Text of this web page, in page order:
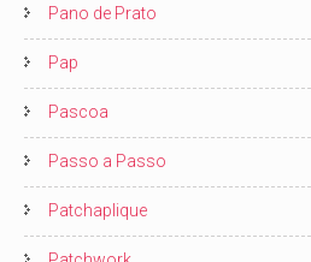
Pano de Prato
Pap
Pascoa
Passo a Passo
Patchaplique